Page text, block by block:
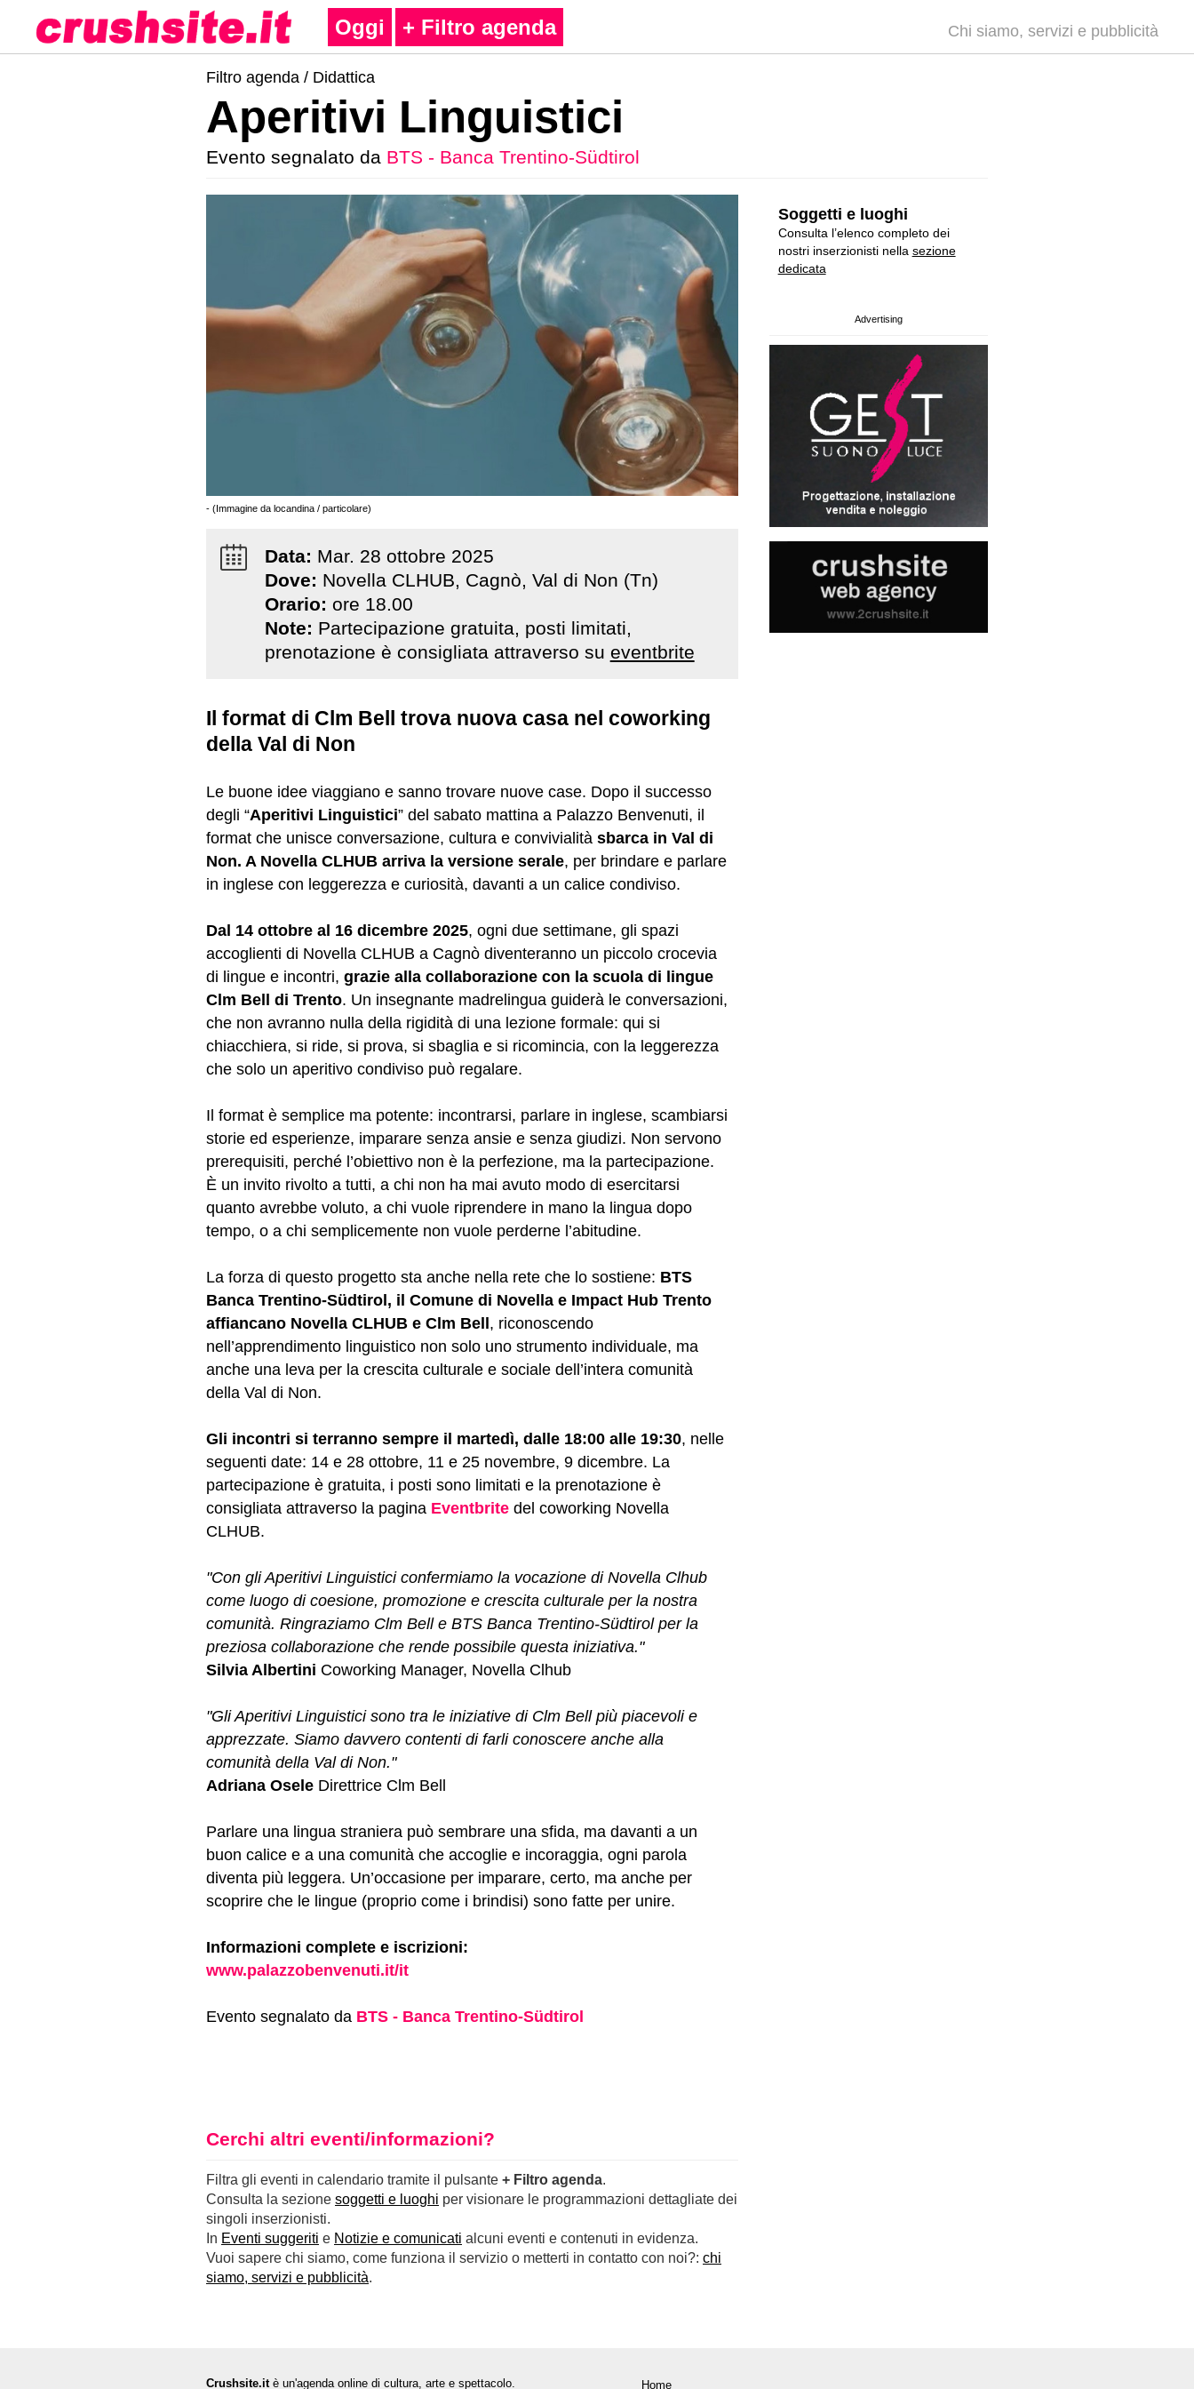
Oggi + Filtro agenda Chi siamo, servizi e pubblicità
Filtro agenda / Didattica
Aperitivi Linguistici
Evento segnalato da BTS - Banca Trentino-Südtirol
- (Immagine da locandina / particolare)
Data: Mar. 28 ottobre 2025
Dove: Novella CLHUB, Cagnò, Val di Non (Tn)
Orario: ore 18.00
Note: Partecipazione gratuita, posti limitati,
prenotazione è consigliata attraverso su eventbrite
Il format di Clm Bell trova nuova casa nel coworking
della Val di Non
Le buone idee viaggiano e sanno trovare nuove case. Dopo il successo
degli “Aperitivi Linguistici” del sabato mattina a Palazzo Benvenuti, il
format che unisce conversazione, cultura e convivialità sbarca in Val di
Non. A Novella CLHUB arriva la versione serale, per brindare e parlare
in inglese con leggerezza e curiosità, davanti a un calice condiviso.
Dal 14 ottobre al 16 dicembre 2025, ogni due settimane, gli spazi
accoglienti di Novella CLHUB a Cagnò diventeranno un piccolo crocevia
di lingue e incontri, grazie alla collaborazione con la scuola di lingue
Clm Bell di Trento. Un insegnante madrelingua guiderà le conversazioni,
che non avranno nulla della rigidità di una lezione formale: qui si
chiacchiera, si ride, si prova, si sbaglia e si ricomincia, con la leggerezza
che solo un aperitivo condiviso può regalare.
Il format è semplice ma potente: incontrarsi, parlare in inglese, scambiarsi
storie ed esperienze, imparare senza ansie e senza giudizi. Non servono
prerequisiti, perché l’obiettivo non è la perfezione, ma la partecipazione.
È un invito rivolto a tutti, a chi non ha mai avuto modo di esercitarsi
quanto avrebbe voluto, a chi vuole riprendere in mano la lingua dopo
tempo, o a chi semplicemente non vuole perderne l’abitudine.
La forza di questo progetto sta anche nella rete che lo sostiene: BTS
Banca Trentino-Südtirol, il Comune di Novella e Impact Hub Trento
affiancano Novella CLHUB e Clm Bell, riconoscendo
nell’apprendimento linguistico non solo uno strumento individuale, ma
anche una leva per la crescita culturale e sociale dell’intera comunità
della Val di Non.
Gli incontri si terranno sempre il martedì, dalle 18:00 alle 19:30, nelle
seguenti date: 14 e 28 ottobre, 11 e 25 novembre, 9 dicembre. La
partecipazione è gratuita, i posti sono limitati e la prenotazione è
consigliata attraverso la pagina Eventbrite del coworking Novella
CLHUB.
"Con gli Aperitivi Linguistici confermiamo la vocazione di Novella Clhub
come luogo di coesione, promozione e crescita culturale per la nostra
comunità. Ringraziamo Clm Bell e BTS Banca Trentino-Südtirol per la
preziosa collaborazione che rende possibile questa iniziativa."
Silvia Albertini Coworking Manager, Novella Clhub
"Gli Aperitivi Linguistici sono tra le iniziative di Clm Bell più piacevoli e
apprezzate. Siamo davvero contenti di farli conoscere anche alla
comunità della Val di Non."
Adriana Osele Direttrice Clm Bell
Parlare una lingua straniera può sembrare una sfida, ma davanti a un
buon calice e a una comunità che accoglie e incoraggia, ogni parola
diventa più leggera. Un’occasione per imparare, certo, ma anche per
scoprire che le lingue (proprio come i brindisi) sono fatte per unire.
Informazioni complete e iscrizioni:
www.palazzobenvenuti.it/it
Evento segnalato da BTS - Banca Trentino-Südtirol
Cerchi altri eventi/informazioni?
Filtra gli eventi in calendario tramite il pulsante + Filtro agenda.
Consulta la sezione soggetti e luoghi per visionare le programmazioni dettagliate dei
singoli inserzionisti.
In Eventi suggeriti e Notizie e comunicati alcuni eventi e contenuti in evidenza.
Vuoi sapere chi siamo, come funziona il servizio o metterti in contatto con noi?: chi
siamo, servizi e pubblicità.
Soggetti e luoghi
Consulta l’elenco completo dei
nostri inserzionisti nella sezione
dedicata
Advertising
Crushsite.it è un'agenda online di cultura, arte e spettacolo. Home